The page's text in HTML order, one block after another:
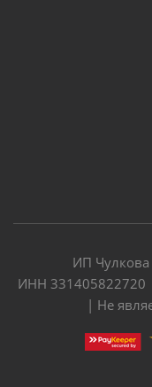
ИП Чулкова
ИНН
| Не